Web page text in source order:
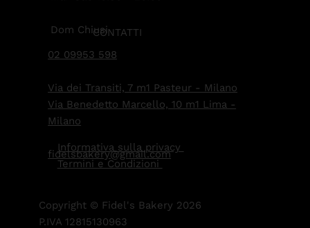
Informativa sulla privacy
Termini e Condizioni
Copyright © Fidel's Bakery 2026
P.IVA 12815130963
CONTATTI
02 09953 598
Via dei Transiti, 7 m1 Pasteur - Milano
Via Benedetto Marcello, 10 m1 Lima -
Milano
fidelsbakery@gmail.com
Dom Chiusi